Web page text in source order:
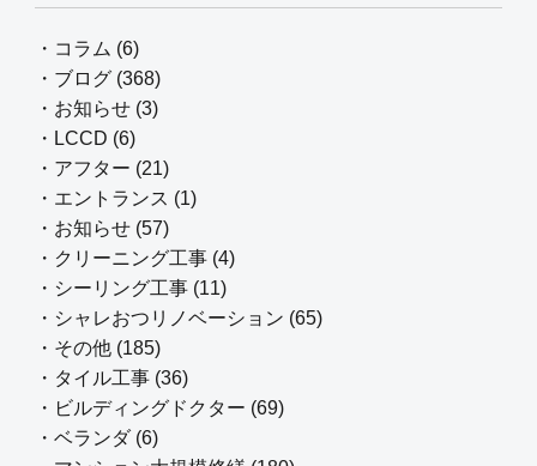
・コラム (6)
・ブログ (368)
・お知らせ (3)
・LCCD (6)
・アフター (21)
・エントランス (1)
・お知らせ (57)
・クリーニング工事 (4)
・シーリング工事 (11)
・シャレおつリノベーション (65)
・その他 (185)
・タイル工事 (36)
・ビルディングドクター (69)
・ベランダ (6)